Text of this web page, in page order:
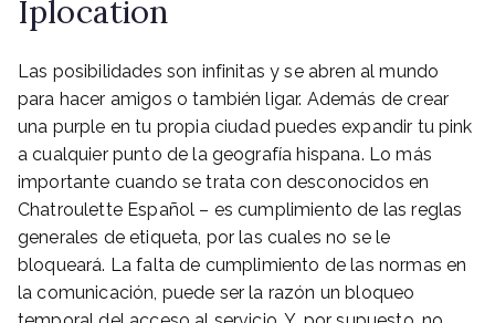
Iplocation
Las posibilidades son infinitas y se abren al mundo
para hacer amigos o también ligar. Además de crear
una purple en tu propia ciudad puedes expandir tu pink
a cualquier punto de la geografía hispana. Lo más
importante cuando se trata con desconocidos en
Chatroulette Español – es cumplimiento de las reglas
generales de etiqueta, por las cuales no se le
bloqueará. La falta de cumplimiento de las normas en
la comunicación, puede ser la razón un bloqueo